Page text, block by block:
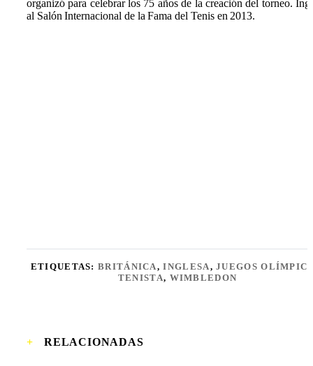
organizó para celebrar los 75 años de la creación del torneo.
al Salón Internacional de la Fama del Tenis en 2013.
ETIQUETAS:BRITÁNICA,INGLESA,JUEGOS
TENISTA, WIMBLEDON
RELACIONADAS